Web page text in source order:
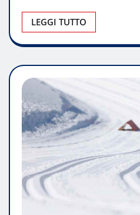
LEGGI TUTTO